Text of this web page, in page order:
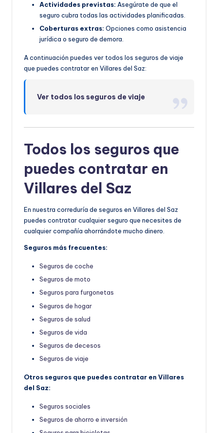
Actividades previstas: Asegúrate de que el
seguro cubra todas las actividades planificadas.
Coberturas extras: Opciones como asistencia
jurídica o seguro de demora.
A continuación puedes ver todos los seguros de viaje
que puedes contratar en Villares del Saz:
Ver todos los seguros de viaje
Todos los seguros que
puedes contratar en
Villares del Saz
En nuestra correduría de seguros en Villares del Saz
puedes contratar cualquier seguro que necesites de
cualquier compañía ahorrándote mucho dinero.
Seguros más frecuentes:
Seguros de coche
Seguros de moto
Seguros para furgonetas
Seguros de hogar
Seguros de salud
Seguros de vida
Seguros de decesos
Seguros de viaje
Otros seguros que puedes contratar en Villares
del Saz:
Seguros sociales
Seguros de ahorro e inversión